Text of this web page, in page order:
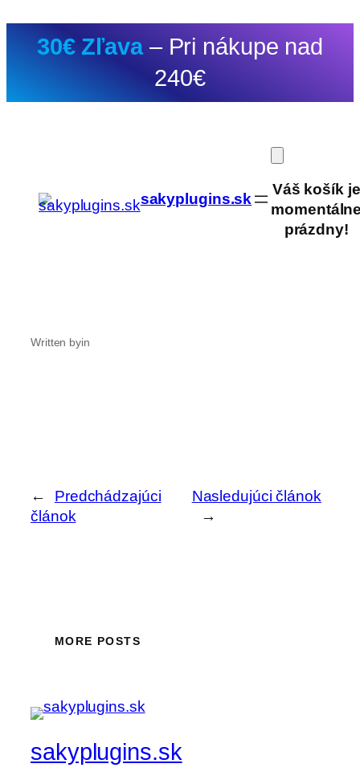
30€ Zľava– Pri nákupe nad
240€
sakyplugins.sk
Váš košík je
prázdny!
Written byin
←
Predchádzajúci
článok
Nasledujúci článok
→
MORE POSTS
sakyplugins.sk